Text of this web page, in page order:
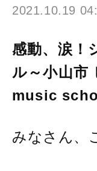
2021.10.19
感動、涙！
ル～小山
music
みなさん、